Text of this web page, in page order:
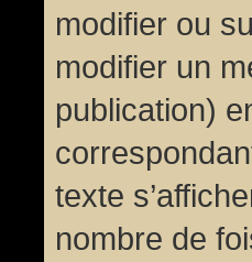
modifier ou
modifier un
publication)
texte
nombre de